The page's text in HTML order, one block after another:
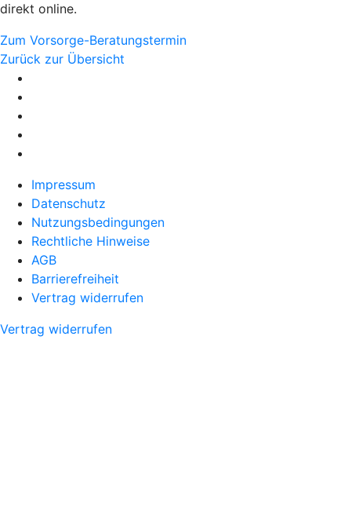
direkt online.
Zum Vorsorge-Beratungstermin
Zurück zur Übersicht
Impressum
Datenschutz
Nutzungsbedingungen
Rechtliche Hinweise
AGB
Barrierefreiheit
Vertrag widerrufen
Vertrag widerrufen